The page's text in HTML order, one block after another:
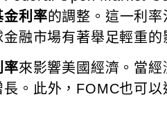
金利率的調整。這一利
融市場有著舉足輕重的
率來影響美國經濟。當
。此外，FOMC也可以